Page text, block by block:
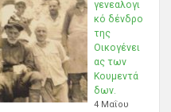
γενεαλογι
κό δένδρο
της
Οικογένει
ας των
Κουμεντά
δων.
4 Μαΐου